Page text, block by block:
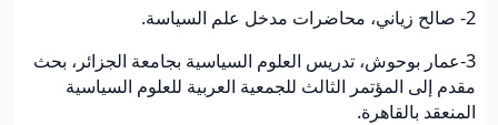
2- صالح زياني، محاضرات مدخل علم السياسة.
3-عمار بوحوش، تدريس العلوم السياسية بجامعة الجزائر، بحث
مقدم إلى المؤتمر الثالث للجمعية العربية للعلوم السياسية
المنعقد بالقاهرة.